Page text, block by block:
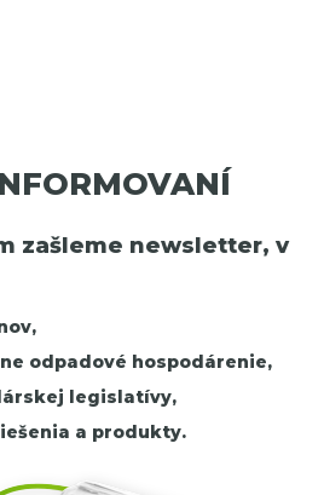
zašleme newsletter, v
odpadové hospodárenie,
legislatívy,
a produkty.